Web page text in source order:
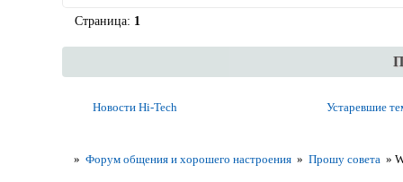
Страница: 1
Новости Hi-Tech Устаревшие
» Форум общения и хорошего настроения » Прошу совета »